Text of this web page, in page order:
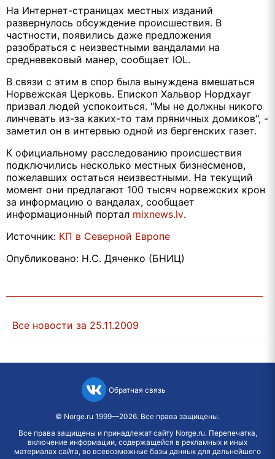
На Интернет-страницах местных изданий
развернулось обсуждение происшествия. В
частности, появились даже предложения
разобраться с неизвестными вандалами на
средневековый манер, сообщает IOL.
В связи с этим в спор была вынуждена вмешаться
Норвежская Церковь. Епископ Хальвор Нордхауг
призвал людей успокоиться. "Мы не должны никого
линчевать из-за каких-то там пряничных домиков", -
заметил он в интервью одной из бергенских газет.
К официальному расследованию происшествия
подключились несколько местных бизнесменов,
пожелавших остаться неизвестными. На текущий
момент они предлагают 100 тысяч норвежских крон
за информацию о вандалах, сообщает
информационный портал mixnews.lv.
Источник: КП в Северной Европе
Опубликовано: Н.С. Дяченко (БНИЦ)
Все новости за 25.11.2009
Обратная связь
© Norge.ru 1999—2026. Все права защищены.
Все права защищены и принадлежат сайту Norge.ru. Перепечатка,
включение информации, содержащейся в рекламных и иных
материалах сайта, во всевозможные базы данных для дальнейшего